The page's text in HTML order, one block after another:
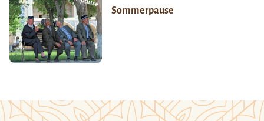
Sommerpause